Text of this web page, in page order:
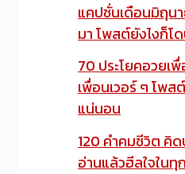
แคปชั่นเดือนมิถุน
มา โพสต์ยังไงก็โ
70 ประโยคอวยเ
เพื่อนเวอร์ ๆ โพส
แน่นอน
120 คำคมชีวิต คิ
อ่านแล้วฮีลใจในทุ